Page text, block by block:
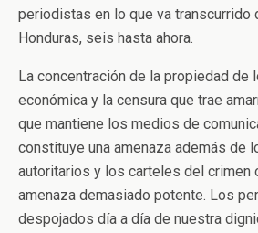
periodistas en lo que va transcurrido
Honduras, seis hasta ahora.
La concentración de la propiedad de
económica y la censura que trae
que mantiene los medios de
constituye una amenaza además de
autoritarios y los carteles del crimen
amenaza demasiado potente. Los
despojados día a día de nuestra